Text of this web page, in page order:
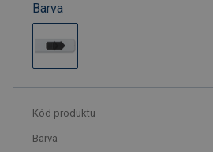
Barva
Kód produktu
Barva